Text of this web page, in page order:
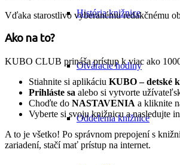
História knižnice
Otváracie hodiny
Oddelenia knižnice
Vďaka starostlivo vyberanému redakčnému
Ako na to?
KUBO CLUB prináša prístup k viac ako
Stiahnite si aplikáciu KUBO – detské
Prihláste sa alebo si vytvorte
Choďte do NASTAVENIA a kliknite
Vyberte si svoju knižnicu a nasledujte
A to je všetko! Po správnom prepojení s
zariadení, stačí mať prístup na internet.